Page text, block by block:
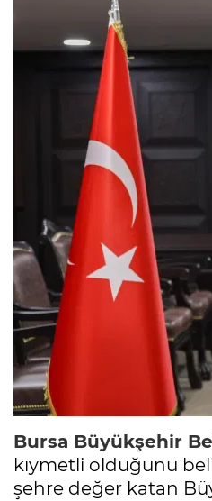
Bursa Büyükşehir
kıymetli olduğunu
şehre değer katan